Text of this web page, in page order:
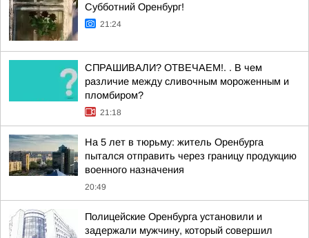
Субботний Оренбург!
21:24
СПРАШИВАЛИ? ОТВЕЧАЕМ!. . В чем
различие между сливочным мороженным и
пломбиром?
21:18
На 5 лет в тюрьму: житель Оренбурга
пытался отправить через границу продукцию
военного назначения
20:49
Полицейские Оренбурга установили и
задержали мужчину, который совершил